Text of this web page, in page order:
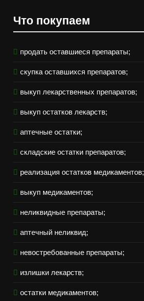
Что покупаем
продать оставшиеся препараты;
скупка оставшихся препаратов;
выкуп лекарственных препаратов;
выкуп остатков лекарств;
аптечные остатки;
складские остатки препаратов;
реализация остатков медикаментов;
выкуп медикаментов;
неликвидные препараты;
аптечный неликвид;
невостребованные препараты;
излишки лекарств;
остатки медикаментов;